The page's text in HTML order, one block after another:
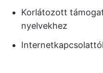
Korlátozott
nyelvekhez